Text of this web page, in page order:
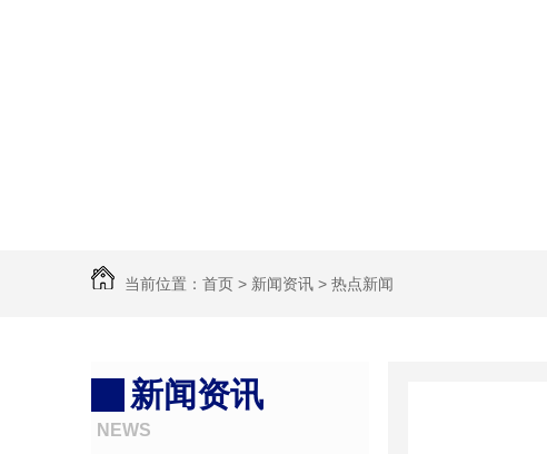
当前位置： 首页 > 新闻资讯 > 热点新闻
新闻资讯
NEWS